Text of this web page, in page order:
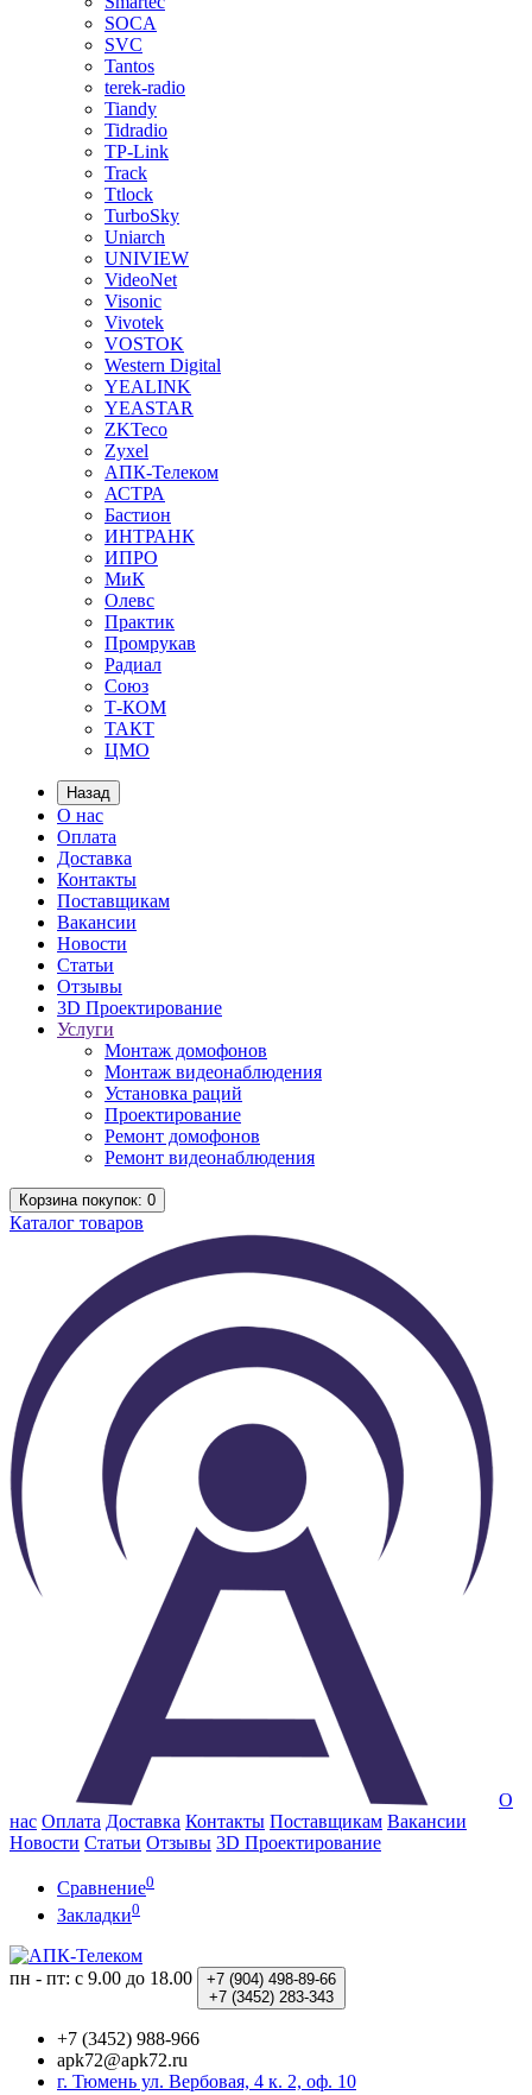
SOCA
SVC
Tantos
terek-radio
Tiandy
Tidradio
TP-Link
Track
Ttlock
TurboSky
Uniarch
UNIVIEW
VideoNet
Visonic
Vivotek
VOSTOK
Western Digital
YEALINK
YEASTAR
ZKTeco
Zyxel
АПК-Телеком
АСТРА
Бастион
ИНТРАНК
ИПРО
МиК
Олевс
Практик
Промрукав
Радиал
Союз
Т-КОМ
ТАКТ
ЦМО
Назад
О нас
Оплата
Доставка
Контакты
Поставщикам
Вакансии
Новости
Статьи
Отзывы
3D Проектирование
Услуги
Монтаж домофонов
Монтаж видеонаблюдения
Установка раций
Проектирование
Ремонт домофонов
Ремонт видеонаблюдения
Корзинапокупок: 0
Каталог товаров
О
нас Оплата Доставка Контакты Поставщикам Вакансии
Новости Статьи Отзывы 3D Проектирование
Сравнение0
Закладки0
пн - пт: с 9.00 до 18.00 +7 (904) 498-89-66
+7 (3452) 283-343
+7 (3452) 988-966
apk72@apk72.ru
г. Тюмень ул. Вербовая, 4 к. 2, оф. 10